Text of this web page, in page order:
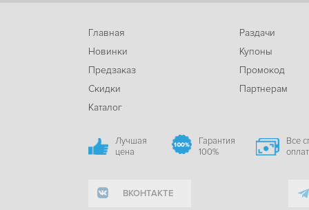
Главная
Новинки
Предзаказ
Скидки
Каталог
Раздачи
Купоны
Промокод
Партнерам
Лучшая
цена
Гарантия
100%
Все
ВКОНТАКТЕ